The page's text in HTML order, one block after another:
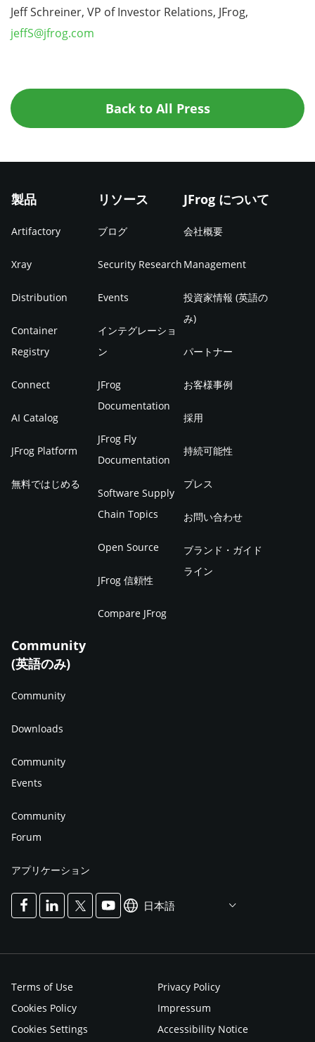
Jeff Schreiner, VP of Investor Relations, JFrog,
jeffS@jfrog.com
Back to All Press
製品
Artifactory
Xray
Distribution
Container
Registry
Connect
AI Catalog
JFrog Platform
無料ではじめる
リソース
ブログ
Security Research
Events
インテグレーショ
ン
JFrog
Documentation
JFrog Fly
Documentation
Software Supply
Chain Topics
Open Source
JFrog 信頼性
Compare JFrog
JFrog について
会社概要
Management
投資家情報 (英語の
み)
パートナー
お客様事例
採用
持続可能性
プレス
お問い合わせ
ブランド・ガイド
ライン
Community
(英語のみ)
Community
Downloads
Community
Events
Community
Forum
アプリケーション
日本語
Terms of Use
Privacy Policy
Cookies Policy
Impressum
Cookies Settings
Accessibility Notice